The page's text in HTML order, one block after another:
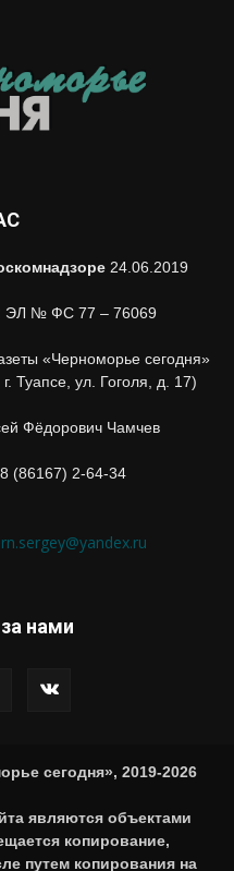
24.06.2019
ЭЛ № ФС 77 – 76069
«Черноморье сегодня»
Туапсе, ул. Гоголя, д. 17)
Фёдорович Чамчев
(86167) 2-64-34
нами
сегодня», 2019-2026
являются объектами
копирование,
путем копирования на